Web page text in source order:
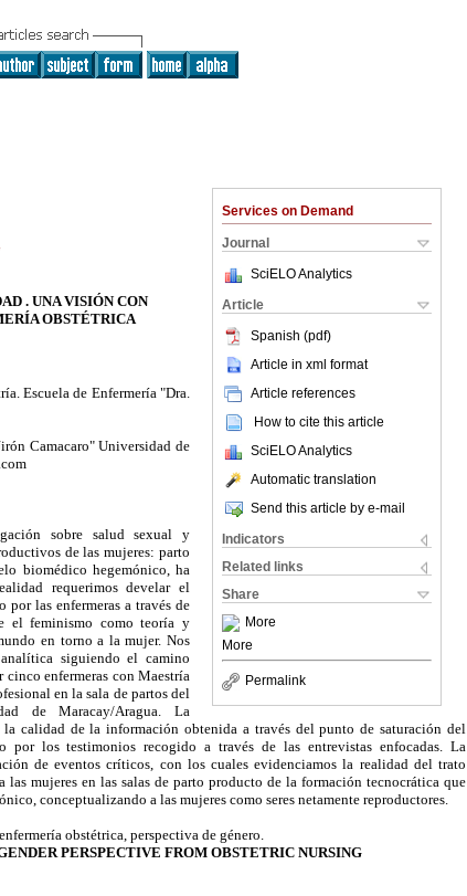
Services on Demand
Journal
SciELO Analytics
Article
Spanish (pdf)
Article in xml format
Article references
How to cite this article
SciELO Analytics
Automatic translation
Send this article by e-mail
Indicators
Related links
Share
More
More
Permalink
. UNA VISIÓN CON
OBSTÉTRICA
Escuela de Enfermería "Dra.
Camacaro" Universidad de
sobre salud sexual y
de las mujeres: parto
biomédico hegemónico, ha
requerimos develar el
las enfermeras a través de
el feminismo como teoría y
en torno a la mujer. Nos
siguiendo el camino
enfermeras con Maestría
en la sala de partos del
de Maracay/Aragua. La
calidad de la información obtenida a través del punto de saturación del
los testimonios recogido a través de las entrevistas enfocadas. La
de eventos críticos, con los cuales evidenciamos la realidad del trato
mujeres en las salas de parto producto de la formación tecnocrática que
conceptualizando a las mujeres como seres netamente reproductores.
obstétrica, perspectiva de género.
PERSPECTIVE FROM OBSTETRIC NURSING